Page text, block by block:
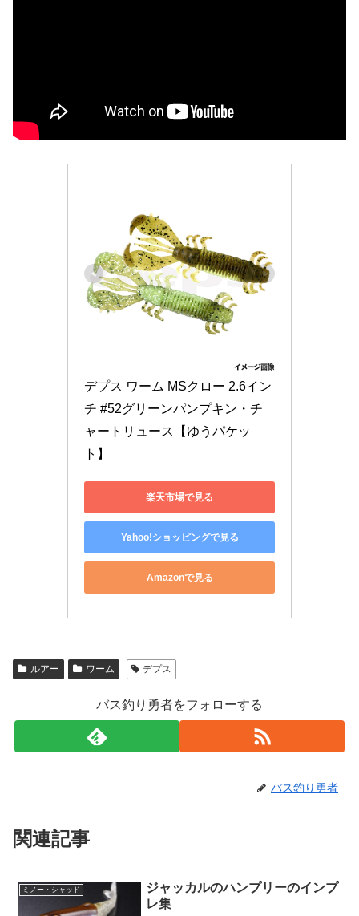
デプス ワーム MSクロー 2.6イン
チ #52グリーンパンプキン・チ
ャートリュース【ゆうパケッ
ト】
楽天市場で見る
Yahoo!ショッピングで見る
Amazonで見る
ルアー ワーム デプス
バス釣り勇者をフォローする
バス釣り勇者
関連記事
ミノー・シャッド
ジャッカルのハンプリーのインプ
レ集